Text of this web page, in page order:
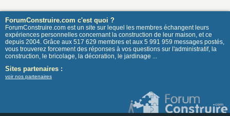
ForumConstruire.com c'est quoi ?
ForumConstruire.com est un site sur lequel les membres échangent leurs
expériences personnelles concernant la construction de leur maison, et ce
depuis 2004. Grâce aux 517 629 membres et aux 5 991 959 messages postés,
vous trouverez forcement des réponses à vos questions sur l'administratif, la
construction, le bricolage, la décoration, le jardinage ...
Sites partenaires :
voir nos partenaires